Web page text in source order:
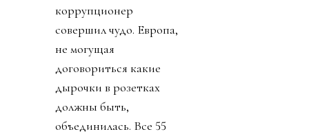
коррупционер
совершил чудо. Европа,
не могущая
договориться какие
дырочки в розетках
должны быть,
объединилась. Все 55